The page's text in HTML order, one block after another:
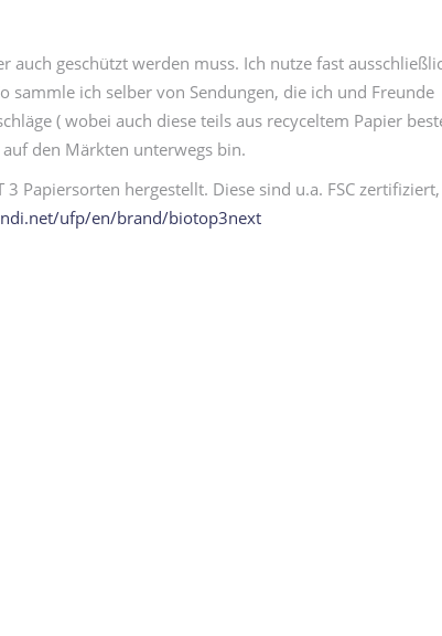
auch geschützt werden muss. Ich nutze fast
sammle ich selber von Sendungen, die ich und Freunde
( wobei auch diese teils aus recyceltem Papier
den Märkten unterwegs bin.
Papiersorten hergestellt. Diese sind u.a. FSC
ufp/en/brand/biotop3next